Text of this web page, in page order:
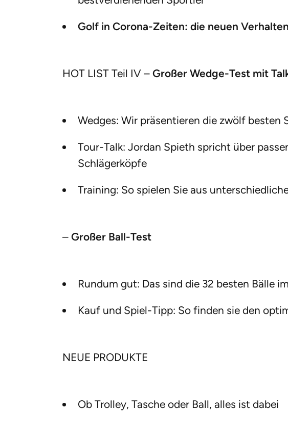
Golf in Corona-Zeiten: die neuen
HOT LIST Teil IV – Großer Wedge-Test mit
Wedges: Wir präsentieren die zwölf besten
Tour-Talk: Jordan Spieth spricht über
Schlägerköpfe
Training: So spielen Sie aus
– Großer Ball-Test
Rundum gut: Das sind die 32 besten Bälle
Kauf und Spiel-Tipp: So finden sie den
NEUE PRODUKTE
Ob Trolley, Tasche oder Ball, alles ist dabei